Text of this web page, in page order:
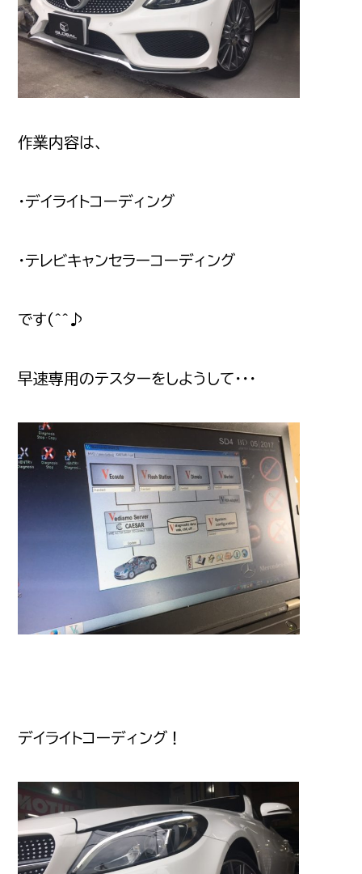
作業内容は、
・デイライトコーディング
・テレビキャンセラーコーディング
です(^^♪
早速専用のテスターをしようして・・・
デイライトコーディング！